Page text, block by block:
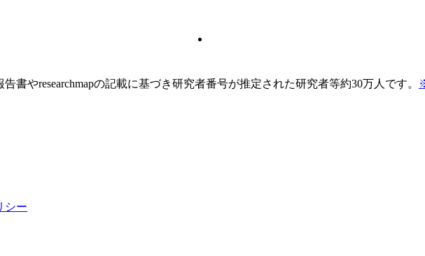
書やresearchmapの記載に基づき研究者番号が推定された研究者等約30万人です。
シー